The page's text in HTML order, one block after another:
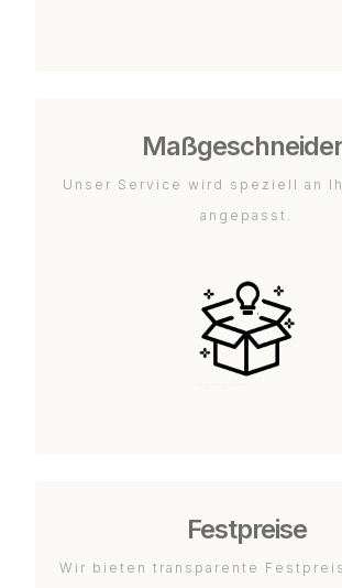
Unser Service wird speziell an
angepasst.
Festpreise
Wir bieten transparente